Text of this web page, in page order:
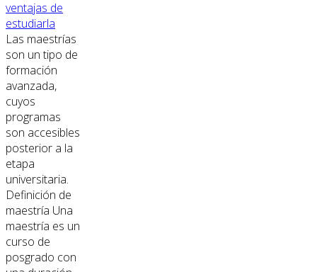
ventajas de
estudiarla
Las maestrías
son un tipo de
formación
avanzada,
cuyos
programas
son accesibles
posterior a la
etapa
universitaria.
Definición de
maestría Una
maestría es un
curso de
posgrado con